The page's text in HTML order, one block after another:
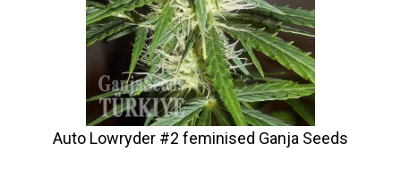
Auto Lowryder #2 feminised Ganja Seeds